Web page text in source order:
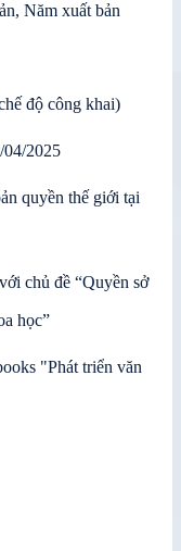
Năm xuất bản
độ công khai)
2025
quyền thế giới tại
chủ đề “Quyền sở
học”
"Phát triển văn